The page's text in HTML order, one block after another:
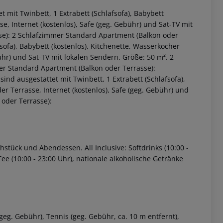
mit Twinbett, 1 Extrabett (Schlafsofa), Babybett
Internet (kostenlos), Safe (geg. Gebühr) und Sat-TV mit
2 Schlafzimmer Standard Apartment (Balkon oder
Babybett (kostenlos), Kitchenette, Wasserkocher
und Sat-TV mit lokalen Sendern. Größe: 50 m². 2
Standard Apartment (Balkon oder Terrasse):
ausgestattet mit Twinbett, 1 Extrabett (Schlafsofa),
Terrasse, Internet (kostenlos), Safe (geg. Gebühr) und
Terrasse):
und Abendessen. All Inclusive: Softdrinks (10:00 -
(10:00 - 23:00 Uhr), nationale alkoholische Getränke
Gebühr), Tennis (geg. Gebühr, ca. 10 m entfernt),